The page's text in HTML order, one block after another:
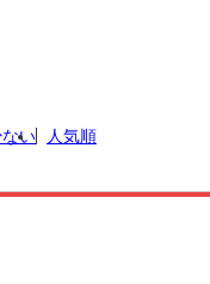
い 人気順